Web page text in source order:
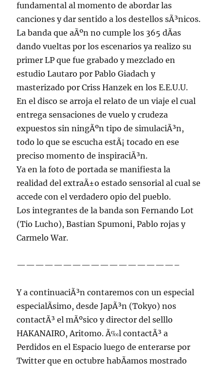
fundamental al momento de abordar las
canciones y dar sentido a los destellos sÃ³nicos.
La banda que aÃºn no cumple los 365 dÃ­as
dando vueltas por los escenarios ya realizo su
primer LP que fue grabado y mezclado en
estudio Lautaro por Pablo Giadach y
masterizado por Criss Hanzek en los E.E.U.U.
En el disco se arroja el relato de un viaje el cual
entrega sensaciones de vuelo y crudeza
expuestos sin ningÃºn tipo de simulaciÃ³n,
todo lo que se escucha estÃ¡ tocado en ese
preciso momento de inspiraciÃ³n.
Ya en la foto de portada se manifiesta la
realidad del extraÃ±o estado sensorial al cual se
accede con el verdadero opio del pueblo.
Los integrantes de la banda son Fernando Lot
(Tio Lucho), Bastian Spumoni, Pablo rojas y
Carmelo War.
—————————————————–
Y a continuaciÃ³n contaremos con un especial
especialÃ­simo, desde JapÃ³n (Tokyo) nos
contactÃ³ el mÃºsico y director del selllo
HAKANAIRO, Aritomo. Ã‰l contactÃ³ a
Perdidos en el Espacio luego de enterarse por
Twitter que en octubre habÃ­amos mostrado